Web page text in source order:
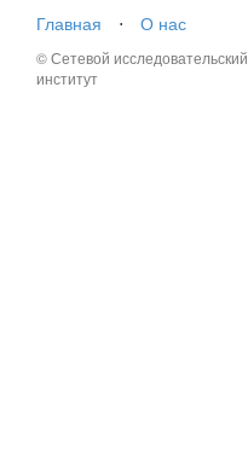
Главная
⋅ О нас
© Сетевой исследовательский
институт